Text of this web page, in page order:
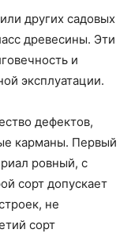
других садовых
древесины. Эти
и
эксплуатации.
дефектов,
карманы. Первый
ровный, с
сорт допускает
не
сорт